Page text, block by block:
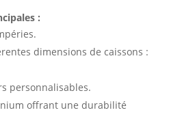
:
dimensions de caissons :
personnalisables.
offrant une durabilité